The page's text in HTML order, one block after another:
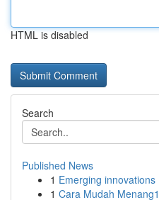
HTML is disabled
Search
Published News
1 Emerging
1 Cara Mudah